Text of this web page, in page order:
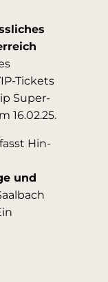
Tickets
Super-
16.02.25.
Hin-
und